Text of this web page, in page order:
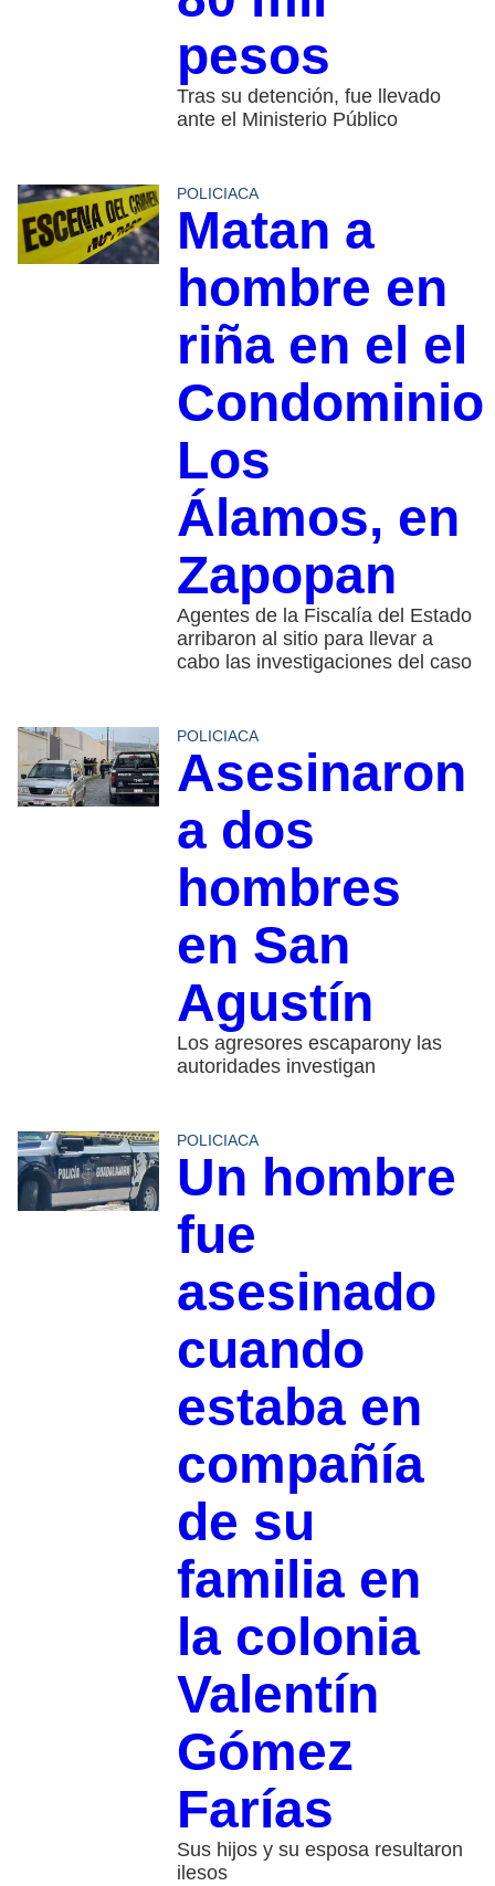
pesos
Tras su detención, fue llevado
ante el Ministerio Público
POLICIACA
Matan a
hombre en
riña en el el
Condominio
Los
Álamos, en
Zapopan
Agentes de la Fiscalía del Estado
arribaron al sitio para llevar a
cabo las investigaciones del caso
POLICIACA
Asesinaron
a dos
hombres
en San
Agustín
Los agresores escaparony las
autoridades investigan
POLICIACA
Un hombre
fue
asesinado
cuando
estaba en
compañía
de su
familia en
la colonia
Valentín
Gómez
Farías
Sus hijos y su esposa resultaron
ilesos